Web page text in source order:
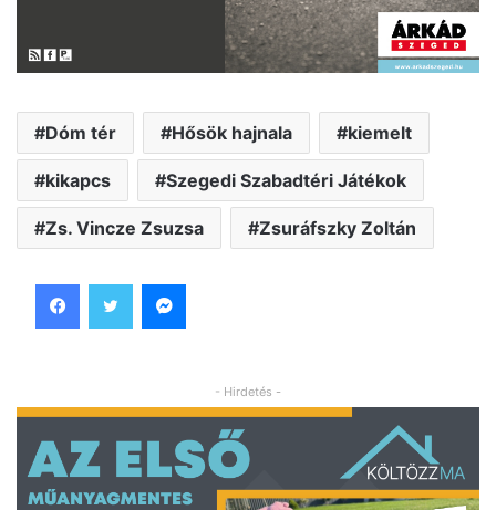
Dóm tér Hősök hajnala kiemelt
kikapcs Szegedi Szabadtéri Játékok
Zs. Vincze Zsuzsa Zsuráfszky Zoltán
- Hirdetés -